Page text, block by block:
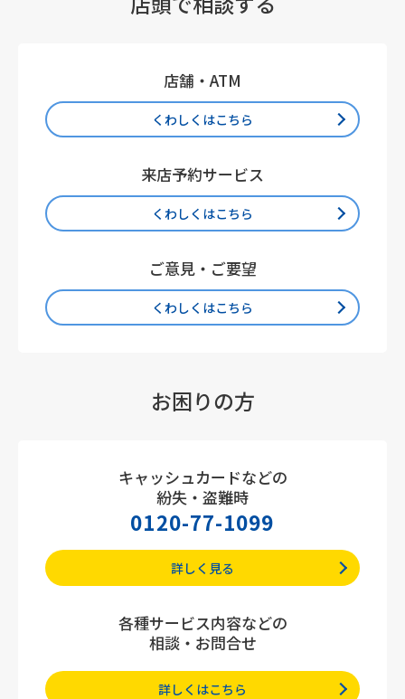
店舗・ATM
くわしくはこちら
来店予約サービス
くわしくはこちら
ご意見・ご要望
くわしくはこちら
お困りの方
キャッシュカードなどの
紛失・盗難時
0120-77-1099
詳しく見る
各種サービス内容などの
相談・お問合せ
詳しくはこちら